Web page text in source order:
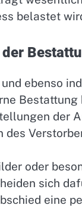
belastet
ebenso
der
des
oder
sich
eine